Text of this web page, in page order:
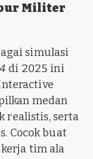
Militer
simulasi
di 2025 ini
medan
realistis, serta
Cocok buat
tim ala